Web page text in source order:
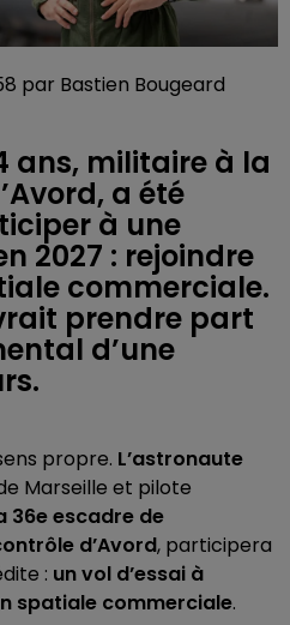
par Bastien Bougeard
ans, militaire à la
a été
à une
2027 : rejoindre
commerciale.
prendre part
d’une
propre. L’astronaute
Marseille et pilote
36e escadre de
d’Avord, participera
: un vol d’essai à
spatiale commerciale.